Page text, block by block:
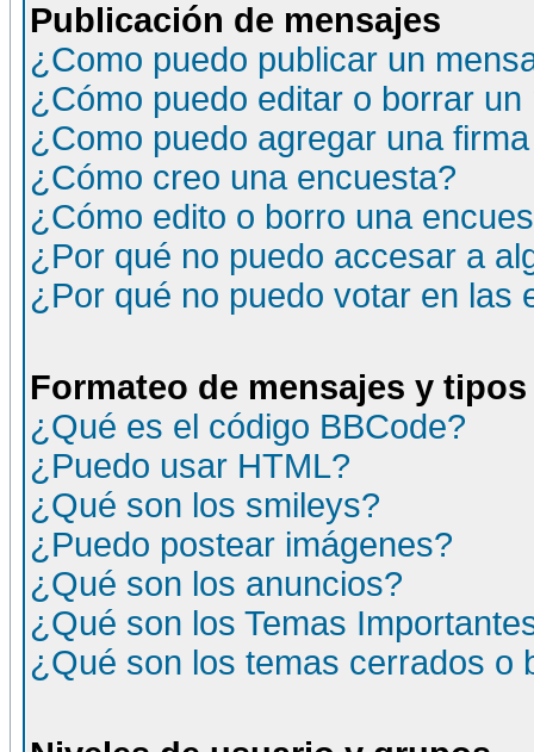
Publicación de mensajes
¿Como puedo publicar un
¿Cómo puedo editar o borrar un
¿Como puedo agregar una
¿Cómo creo una encuesta?
¿Cómo edito o borro una
¿Por qué no puedo accesar a
¿Por qué no puedo votar en las
Formateo de mensajes y
¿Qué es el código BBCode?
¿Puedo usar HTML?
¿Qué son los smileys?
¿Puedo postear imágenes?
¿Qué son los anuncios?
¿Qué son los Temas
¿Qué son los temas cerrados o